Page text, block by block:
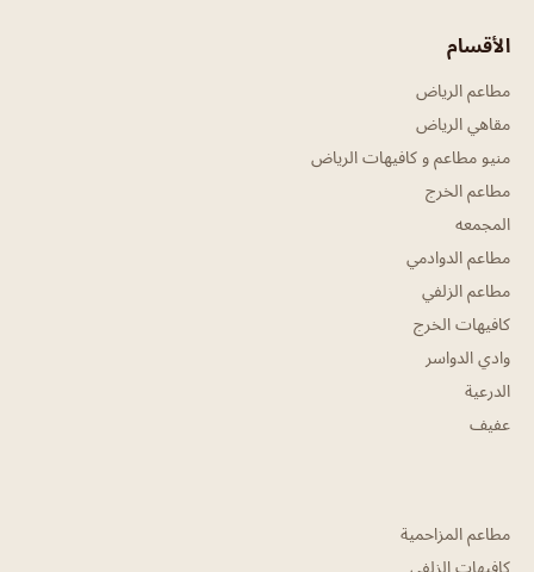
الأقسام
مطاعم الرياض
مقاهي الرياض
منيو مطاعم و كافيهات الرياض
مطاعم الخرج
المجمعه
مطاعم الدوادمي
مطاعم الزلفي
كافيهات الخرج
وادي الدواسر
الدرعية
عفيف
مطاعم المزاحمية
كافيهات الزلفي